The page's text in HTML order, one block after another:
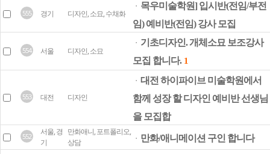
555 경기 디자인, 소묘, 수채화
ㆍ 목우미술학원] 입시반(전임/부전
임) 예비반(전임) 강사 모집
554 서울 디자인, 소묘
ㆍ 기초디자인. 개체소묘 보조강사
모집 합니다. 1
553 대전 디자인
ㆍ 대전 하이파이브 미술학원에서
함께 성장 할 디자인 예비반 선생님
을 모집합
552
서울, 경
기
만화애니, 포트폴리오,
상담
ㆍ 만화/애니메이션 구인 합니다